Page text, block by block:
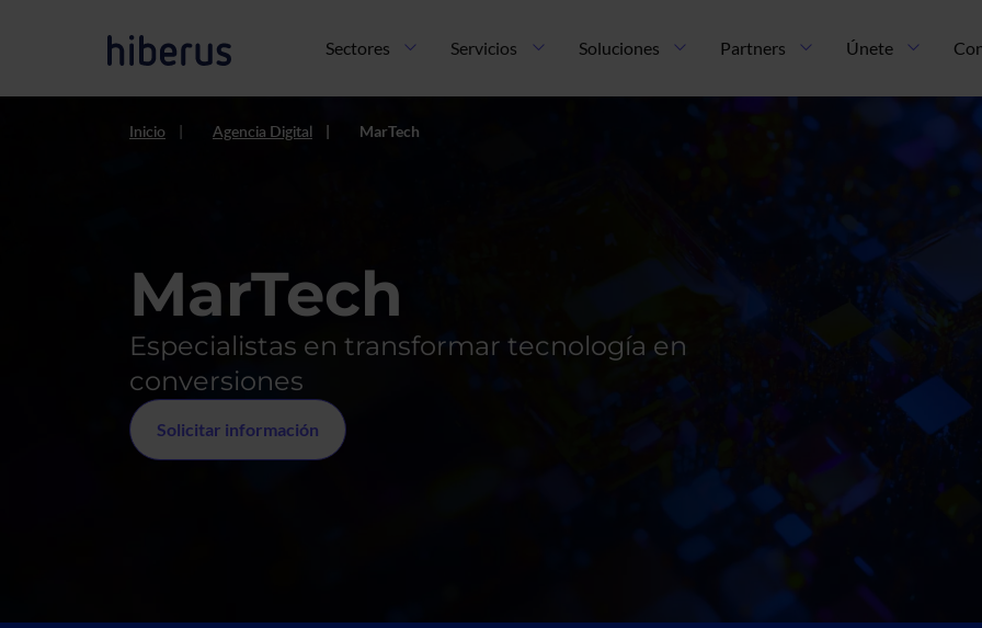
Sectores
Servicios Soluciones Partners Únete
Inicio Agencia Digital MarTech
MarTech
Especialistas en transformar tecnología en
conversiones
Solicitar información